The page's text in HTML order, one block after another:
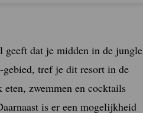
geeft dat je midden in de jungle
tref je dit resort in de
zwemmen en cocktails
is er een mogelijkheid